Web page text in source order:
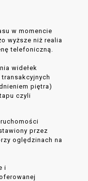
w momencie
wyższe niż realia
telefoniczną.
widełek
piętra)
czyli
przez
oględzinach na
i